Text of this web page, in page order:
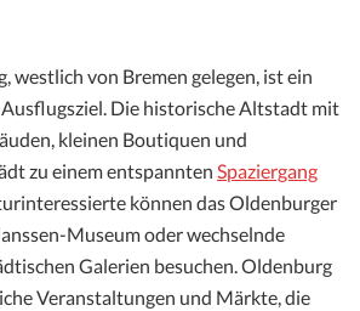
westlich von Bremen gelegen, ist ein
Die historische Altstadt mit
kleinen Boutiquen und
zu einem entspannten Spaziergang
können das Oldenburger
Museum oder wechselnde
Galerien besuchen. Oldenburg
Veranstaltungen und Märkte, die